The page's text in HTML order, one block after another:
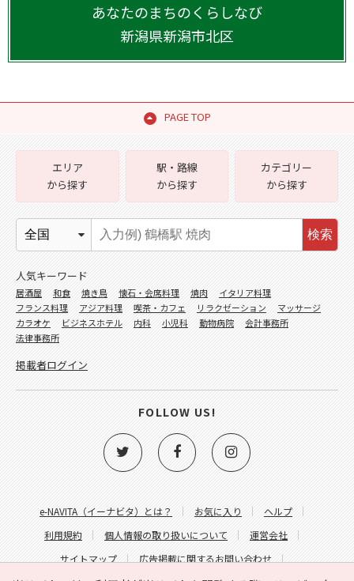
あなたのまちのくらしなび
新潟県新潟市北区
PAGE TOP
e-NAVITA（イーナビタ）とは？ お気に入り
ヘルプ
利用規約
個人情報の取り扱いについて
運営会社
サイトマップ
広告掲載に関するお問い合わせ
エリア
から探す
駅・路線
から探す
カテゴリー
から探す
検索
人気キーワード
居酒屋 和食 焼き鳥 懐石・会席料理 焼肉
イタリア料理
フランス料理
アジア料理 喫茶・カフェ リラクゼーション
マッサージ
カラオケ
ビジネスホテル 内科 小児科 動物病院
会計事務所
法律事務所
掲載者ログイン
FOLLOW US!